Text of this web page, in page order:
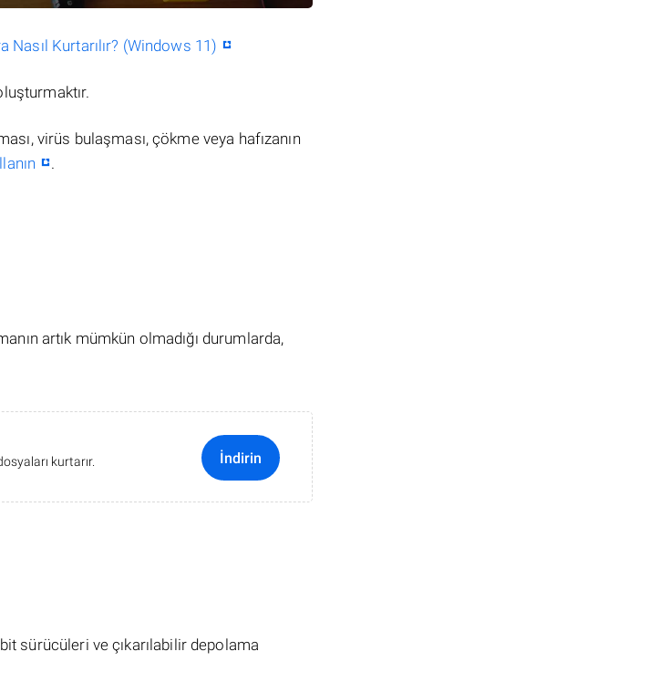
Kurtarılır? (Windows 11)
virüs bulaşması, çökme veya hafızanın
.
artık mümkün olmadığı durumlarda,
kurtarır. İndirin
sürücüleri ve çıkarılabilir depolama